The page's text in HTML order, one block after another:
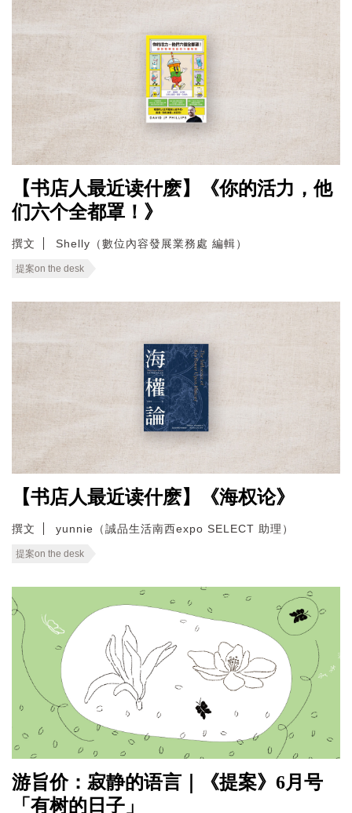
【书店人最近读什麽】《你的活力，他
们六个全都罩！》
撰文 Shelly（數位內容發展業務處 編輯）
提案on the desk
【书店人最近读什麽】《海权论》
撰文 yunnie（誠品生活南西expo SELECT 助理）
提案on the desk
游旨价：寂静的语言｜《提案》6月号
「有树的日子」